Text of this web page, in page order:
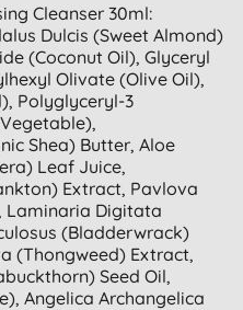
Cleanser 30ml:
Dulcis (sweet Almond)
(coconut Oil), Glyceryl
Olivate (olive Oil),
Polyglyceryl-3
Shea) Butter, Aloe
Leaf Juice,
Extract, Pavlova
Laminaria Digitata
(bladderwrack)
(thongweed) Extract,
Seed Oil,
Angelica Archangelica